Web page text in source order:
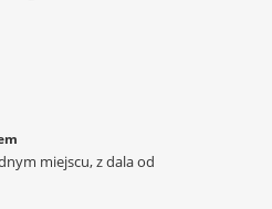
miejscu, z dala od